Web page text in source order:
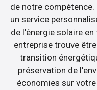
de notre
un service
de l’énergie solaire
entreprise trouve
transition
préservation de
économies sur votre